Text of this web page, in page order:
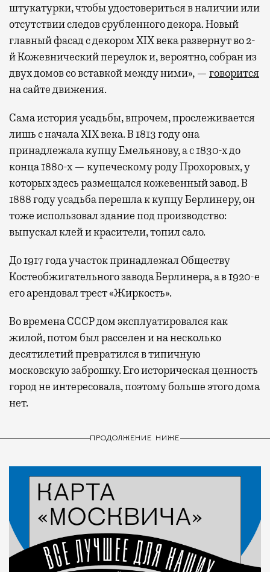
штукатурки, чтобы удостовериться в наличии или
отсутствии следов срубленного декора. Новый
главный фасад с декором XIX века развернут во 2-
й Кожевнический переулок и, вероятно, собран из
двух домов со вставкой между ними», — говорится
на сайте движения.
Сама история усадьбы, впрочем, прослеживается
лишь с начала XIX века. В 1813 году она
принадлежала купцу Емельянову, а с 1830-х до
конца 1880-х — купеческому роду Прохоровых, у
которых здесь размещался кожевенный завод. В
1888 году усадьба перешла к купцу Берлинеру, он
тоже использовал здание под производство:
выпускал клей и красители, топил сало.
До 1917 года участок принадлежал Обществу
Костеобжигательного завода Берлинера, а в 1920-е
его арендовал трест «Жиркость».
Во времена СССР дом эксплуатировался как
жилой, потом был расселен и на несколько
десятилетий превратился в типичную
московскую заброшку. Его историческая ценность
город не интересовала, поэтому больше этого дома
нет.
ПРОДОЛЖЕНИЕ НИЖЕ